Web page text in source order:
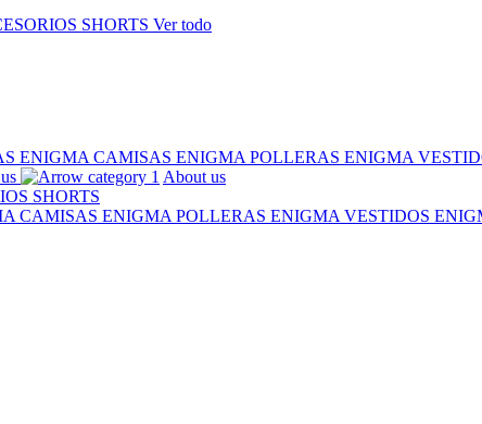
SHORTS Ver todo
ENIGMA CAMISAS ENIGMA POLLERAS ENIGMA
About us
SHORTS
CAMISAS ENIGMA POLLERAS ENIGMA VESTIDOS